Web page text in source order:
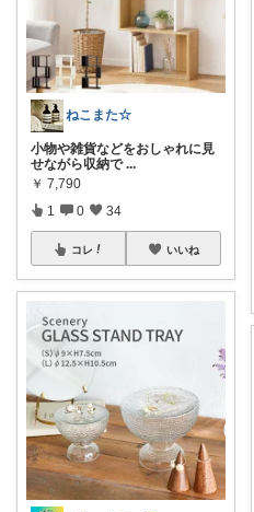
ねこまた☆
小物や雑貨などをおしゃれに見
せながら収納で ...
￥ 7,790
1 0 34
コレ いいね